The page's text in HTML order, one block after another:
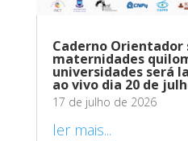
Caderno Orientador
maternidades
universidades será
ao vivo dia 20 de
17 de julho de 2026
ler mais...